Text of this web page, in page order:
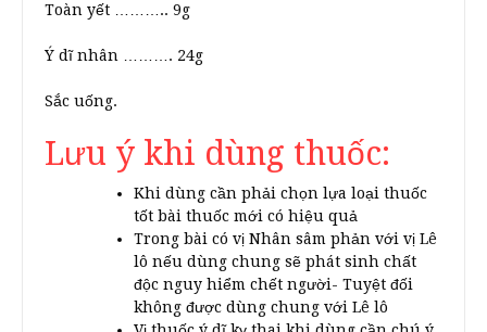
Toàn yết ……….. 9g
Ý dĩ nhân ………. 24g
Sắc uống.
Lưu ý khi dùng thuốc:
Khi dùng cần phải chọn lựa loại thuốc
tốt bài thuốc mới có hiệu quả
Trong bài có vị Nhân sâm phản với vị Lê
lô nếu dùng chung sẽ phát sinh chất
độc nguy hiểm chết người- Tuyệt đối
không được dùng chung với Lê lô